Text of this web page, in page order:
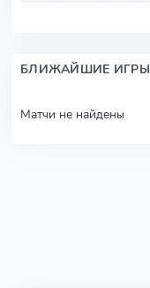
БЛИЖАЙШИЕ ИГРЫ
Матчи не найдены